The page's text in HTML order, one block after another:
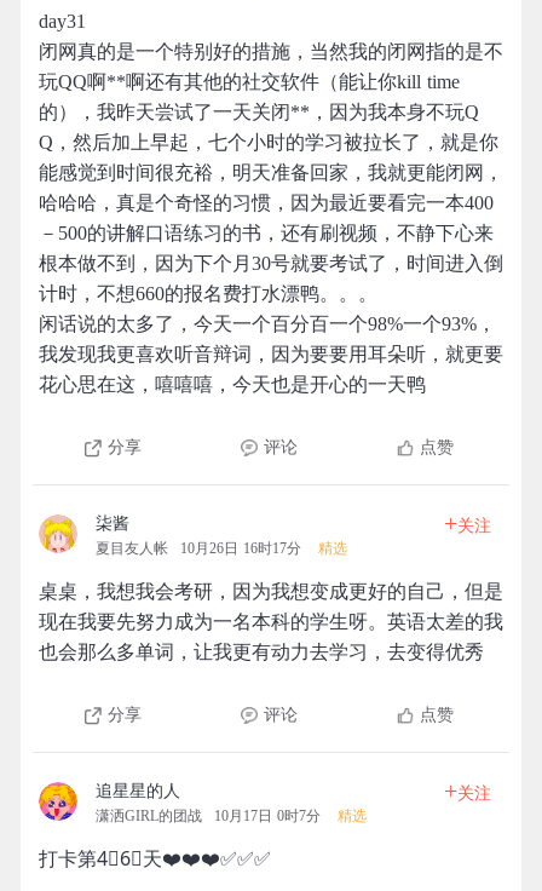
day31
闭网真的是一个特别好的措施，当然我的闭网指的是不
玩QQ啊**啊还有其他的社交软件（能让你kill time
的），我昨天尝试了一天关闭**，因为我本身不玩Q
Q，然后加上早起，七个小时的学习被拉长了，就是你
能感觉到时间很充裕，明天准备回家，我就更能闭网，
哈哈哈，真是个奇怪的习惯，因为最近要看完一本400
－500的讲解口语练习的书，还有刷视频，不静下心来
根本做不到，因为下个月30号就要考试了，时间进入倒
计时，不想660的报名费打水漂鸭。。。
闲话说的太多了，今天一个百分百一个98%一个93%，
我发现我更喜欢听音辩词，因为要要用耳朵听，就更要
花心思在这，嘻嘻嘻，今天也是开心的一天鸭
分享 评论 点赞
柒酱
夏目友人帐 10月26日 16时17分 精选
+关注
桌桌，我想我会考研，因为我想变成更好的自己，但是
现在我要先努力成为一名本科的学生呀。英语太差的我
也会那么多单词，让我更有动力去学习，去变得优秀
分享 评论 点赞
追星星的人
潇洒GIRL的团战 10月17日 0时7分 精选
+关注
打卡第4⃣️6⃣️天❤️❤️❤️✅✅✅